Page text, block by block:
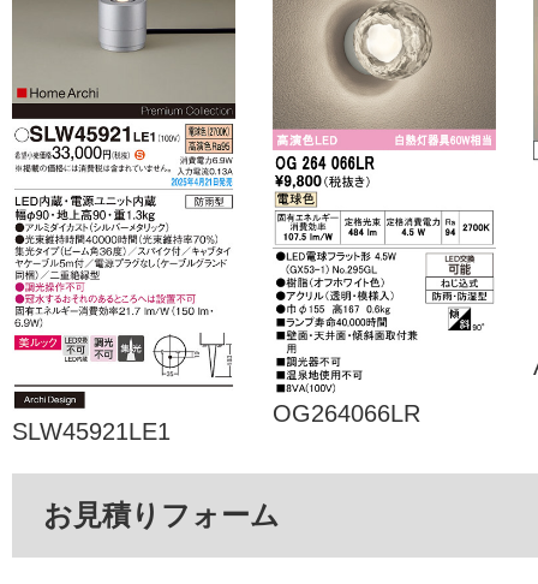
SLW45921LE1
OG264066LR
お見積りフォーム